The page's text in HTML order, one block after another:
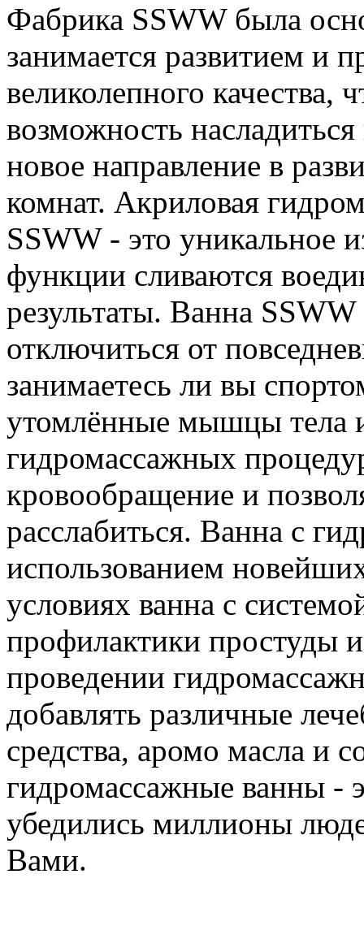
Фабрика SSWW была
занимается развитием и
великолепного качества,
возможность
новое направление в
комнат. Акриловая
SSWW - это уникальное
функции сливаются
результаты. Ванна
отключиться от
занимаетесь ли вы
утомлённые мышцы тела
гидромассажных
кровообращение и
расслабиться. Ванна с
использованием
условиях ванна с
профилактики простуды
проведении
добавлять различные
средства, аромо масла и
гидромассажные ванны -
убедились миллионы
Вами.